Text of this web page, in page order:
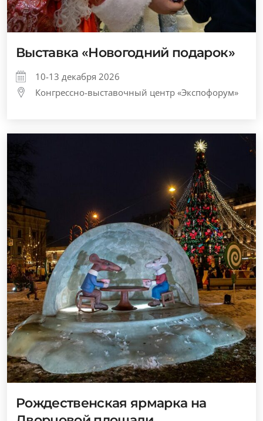
Выставка «Новогодний подарок»
10-13 декабря 2026
Конгрессно-выставочный центр «Экспофорум»
Рождественская ярмарка на